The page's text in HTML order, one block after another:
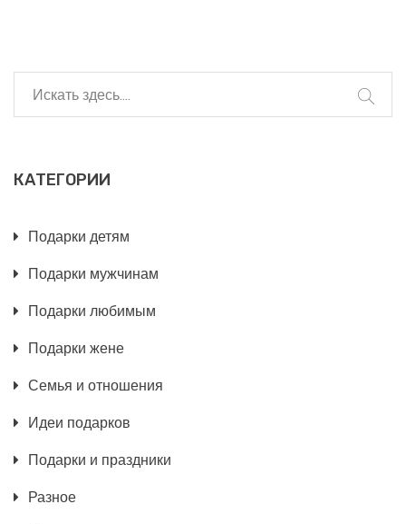
КАТЕГОРИИ
Подарки детям
Подарки мужчинам
Подарки любимым
Подарки жене
Семья и отношения
Идеи подарков
Подарки и праздники
Разное